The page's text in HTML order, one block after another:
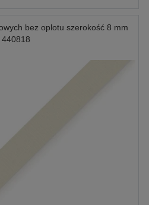
bez oplotu szerokość 8 mm
440818